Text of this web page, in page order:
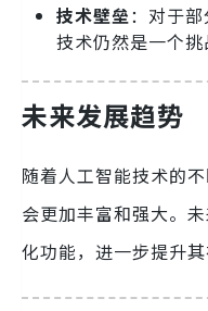
技术壁垒：对于
技术仍然是一个挑
未来发展趋势
随着人工智能技术的
会更加丰富和强大。
化功能，进一步提升